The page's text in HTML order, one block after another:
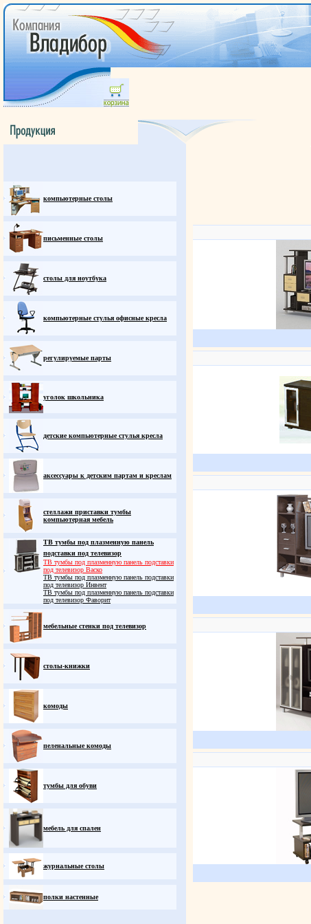
компьютерные столы
письменные столы
столы для ноутбука
компьютерные стулья офисные кресла
регулируемые парты
уголок школьника
детские компьютерные стулья кресла
аксессуары к детским партам и креслам
стеллажи приставки тумбы
компьютерная мебель
ТВ тумбы под плазменную панель
подставки под телевизор
ТВ тумбы под плазменную панель подставки
под телевизор Васко
ТВ тумбы под плазменную панель подставки
под телевизор Инвент
ТВ тумбы под плазменную панель подставки
под телевизор Фаворит
мебельные стенки под телевизор
столы-книжки
комоды
пеленальные комоды
тумбы для обуви
мебель для спален
журнальные столы
полки настенные